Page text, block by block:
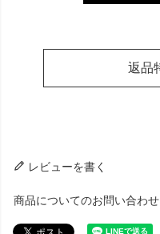
返品
レビューを書く
商品についてのお問い合わせ